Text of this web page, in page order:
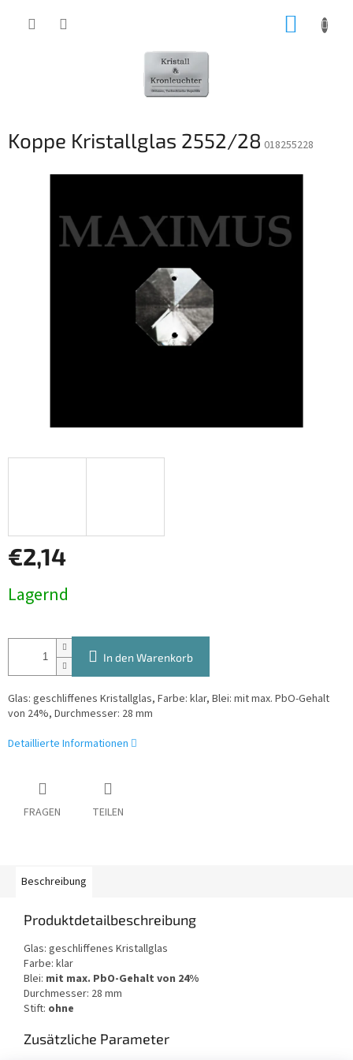
Koppe Kristallglas 2552/28 018255228
€2,14
Lagernd
In den Warenkorb
Glas: geschliffenes Kristallglas, Farbe: klar, Blei: mit max. PbO-Gehalt
von 24%, Durchmesser: 28 mm
Detaillierte Informationen
FRAGEN TEILEN
Beschreibung
Produktdetailbeschreibung
Glas: geschliffenes Kristallglas
Farbe: klar
Blei: mit max. PbO-Gehalt von 24%
Durchmesser: 28 mm
Stift: ohne
Zusätzliche Parameter